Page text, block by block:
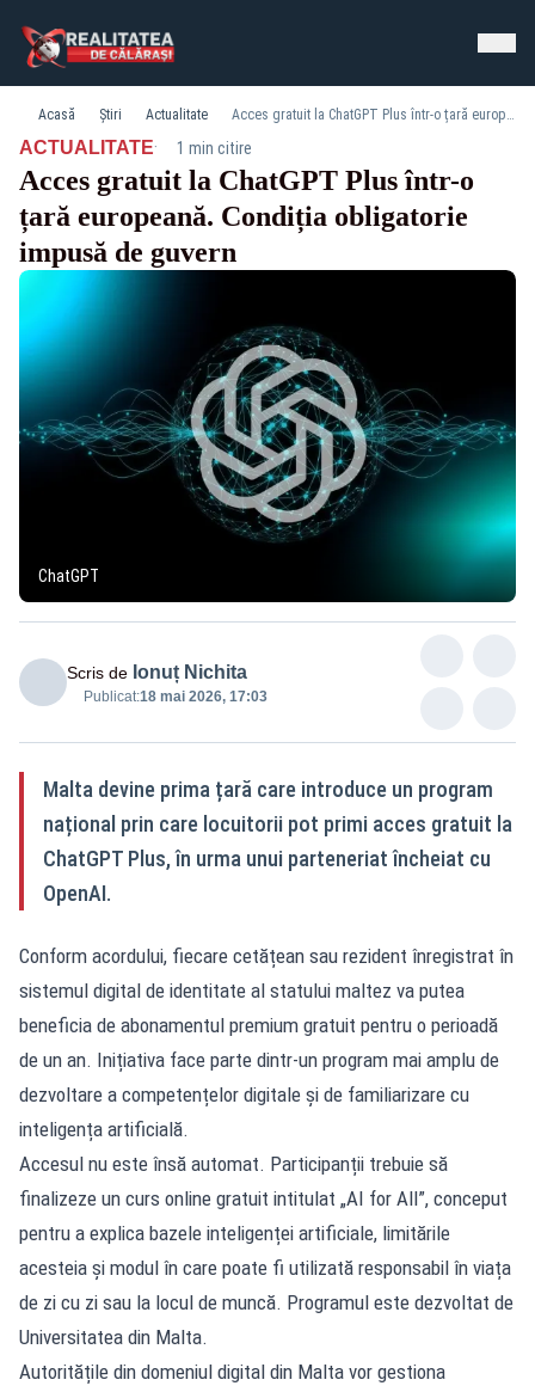
Acasă Știri Actualitate Acces gratuit la ChatGPT Plus într-o țară europeană. Condiția obligatorie impusă de guvern
ACTUALITATE· 1 min citire
Acces gratuit la ChatGPT Plus într-o
țară europeană. Condiția obligatorie
impusă de guvern
ChatGPT
Scris de Ionuț Nichita
Publicat:18 mai 2026, 17:03
Malta devine prima țară care introduce un program
național prin care locuitorii pot primi acces gratuit la
ChatGPT Plus, în urma unui parteneriat încheiat cu
OpenAI.
Conform acordului, fiecare cetățean sau rezident înregistrat în
sistemul digital de identitate al statului maltez va putea
beneficia de abonamentul premium gratuit pentru o perioadă
de un an. Inițiativa face parte dintr-un program mai amplu de
dezvoltare a competențelor digitale și de familiarizare cu
inteligența artificială.
Accesul nu este însă automat. Participanții trebuie să
finalizeze un curs online gratuit intitulat „AI for All”, conceput
pentru a explica bazele inteligenței artificiale, limitările
acesteia și modul în care poate fi utilizată responsabil în viața
de zi cu zi sau la locul de muncă. Programul este dezvoltat de
Universitatea din Malta.
Autoritățile din domeniul digital din Malta vor gestiona